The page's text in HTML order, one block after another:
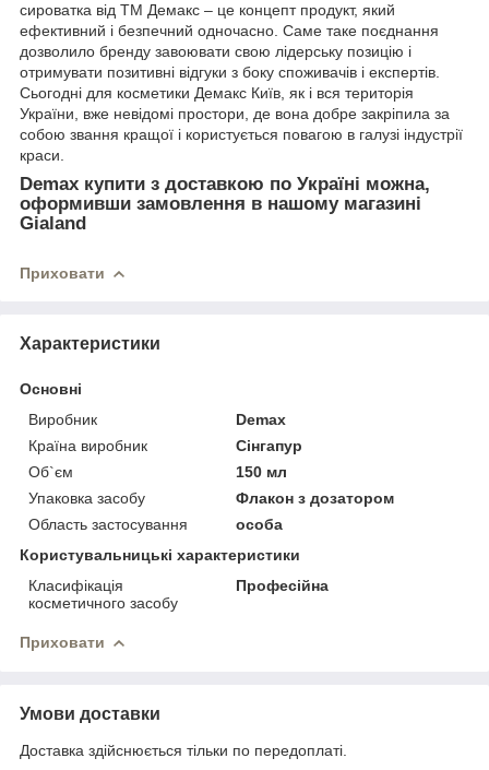
сироватка від ТМ Демакс – це концепт продукт, який
ефективний і безпечний одночасно. Саме таке поєднання
дозволило бренду завоювати свою лідерську позицію і
отримувати позитивні відгуки з боку споживачів і експертів.
Сьогодні для косметики Демакс Київ, як і вся територія
України, вже невідомі простори, де вона добре закріпила за
собою звання кращої і користується повагою в галузі індустрії
краси.
Demax купити з доставкою по Україні можна,
оформивши замовлення в нашому магазині
Gialand
Приховати
Характеристики
Основні
Виробник
Demax
Країна виробник
Сінгапур
Об`єм
150 мл
Упаковка засобу
Флакон з дозатором
Область застосування
особа
Користувальницькі характеристики
Класифікація
косметичного засобу
Професійна
Приховати
Умови доставки
Доставка здійснюється тільки по передоплаті.